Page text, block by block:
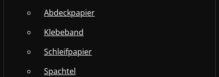
Abdeckpapier
Klebeband
Schleifpapier
Spachtel